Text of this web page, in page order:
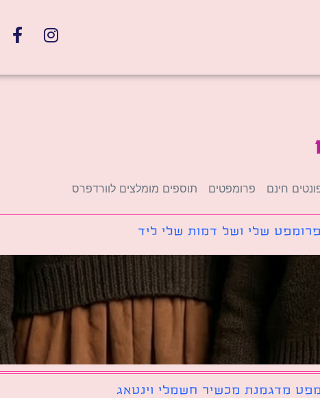
חינם פרומפטים תוספים מומלצים לוורדפרס
שלי ושל דמות שלי ליד
מדגמנת מכשיר חשמלי וינטאג